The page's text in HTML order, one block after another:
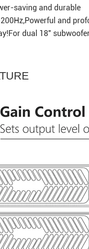
saving and durable
and
dual 18"